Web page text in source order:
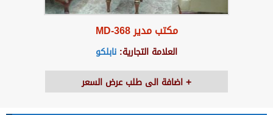
مكتب مدير MD-368
العلامة التجارية: نابلكو
اضافة الى طلب عرض السعر